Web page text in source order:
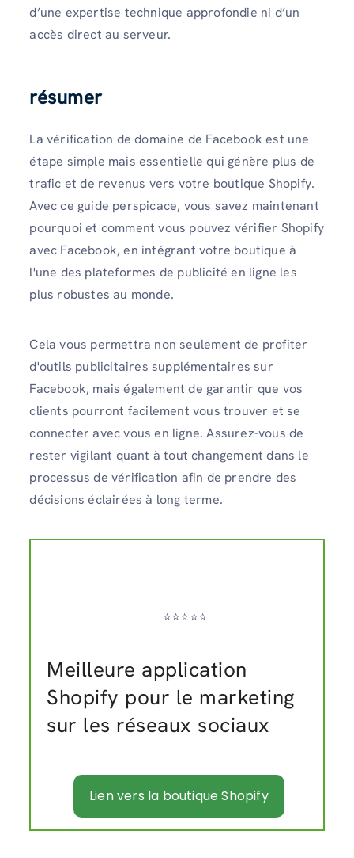
d’une expertise technique approfondie ni d’un
accès direct au serveur.
résumer
La vérification de domaine de Facebook est une
étape simple mais essentielle qui génère plus de
trafic et de revenus vers votre boutique Shopify.
Avec ce guide perspicace, vous savez maintenant
pourquoi et comment vous pouvez vérifier Shopify
avec Facebook, en intégrant votre boutique à
l'une des plateformes de publicité en ligne les
plus robustes au monde.
Cela vous permettra non seulement de profiter
d'outils publicitaires supplémentaires sur
Facebook, mais également de garantir que vos
clients pourront facilement vous trouver et se
connecter avec vous en ligne. Assurez-vous de
rester vigilant quant à tout changement dans le
processus de vérification afin de prendre des
décisions éclairées à long terme.
⭐️⭐️⭐️⭐️⭐️
Meilleure application
Shopify pour le marketing
sur les réseaux sociaux
Lien vers la boutique Shopify